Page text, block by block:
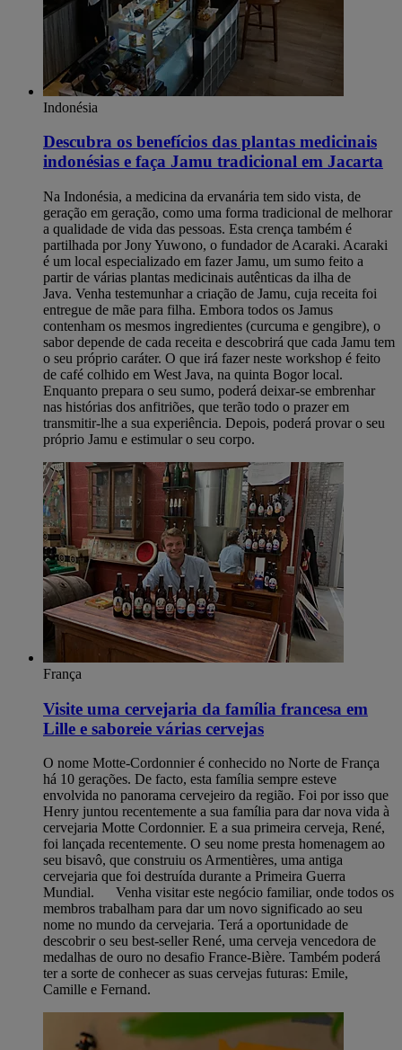
Indonésia
Descubra os benefícios das plantas medicinais
indonésias e faça Jamu tradicional em Jacarta
Na Indonésia, a medicina da ervanária tem sido vista, de
geração em geração, como uma forma tradicional de melhorar
a qualidade de vida das pessoas. Esta crença também é
partilhada por Jony Yuwono, o fundador de Acaraki. Acaraki
é um local especializado em fazer Jamu, um sumo feito a
partir de várias plantas medicinais autênticas da ilha de
Java. Venha testemunhar a criação de Jamu, cuja receita foi
entregue de mãe para filha. Embora todos os Jamus
contenham os mesmos ingredientes (curcuma e gengibre), o
sabor depende de cada receita e descobrirá que cada Jamu tem
o seu próprio caráter. O que irá fazer neste workshop é feito
de café colhido em West Java, na quinta Bogor local.
Enquanto prepara o seu sumo, poderá deixar-se embrenhar
nas histórias dos anfitriões, que terão todo o prazer em
transmitir-lhe a sua experiência. Depois, poderá provar o seu
próprio Jamu e estimular o seu corpo.
França
Visite uma cervejaria da família francesa em
Lille e saboreie várias cervejas
O nome Motte-Cordonnier é conhecido no Norte de França
há 10 gerações. De facto, esta família sempre esteve
envolvida no panorama cervejeiro da região. Foi por isso que
Henry juntou recentemente a sua família para dar nova vida à
cervejaria Motte Cordonnier. E a sua primeira cerveja, René,
foi lançada recentemente. O seu nome presta homenagem ao
seu bisavô, que construiu os Armentières, uma antiga
cervejaria que foi destruída durante a Primeira Guerra
Mundial. Venha visitar este negócio familiar, onde todos os
membros trabalham para dar um novo significado ao seu
nome no mundo da cervejaria. Terá a oportunidade de
descobrir o seu best-seller René, uma cerveja vencedora de
medalhas de ouro no desafio France-Bière. Também poderá
ter a sorte de conhecer as suas cervejas futuras: Emile,
Camille e Fernand.